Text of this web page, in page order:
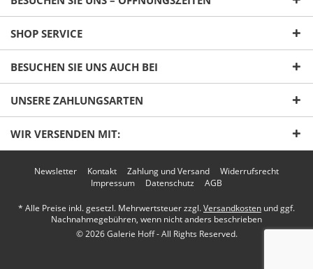
Ich habe dieDatenschutzerklärunggelesen,
verstanden und stimme zu. *
Senden
SHOP SERVICE
BESUCHEN SIE UNS AUCH BEI
UNSERE ZAHLUNGSARTEN
WIR VERSENDEN MIT:
Newsletter Kontakt Zahlung und Versand
Widerrufsrecht
Impressum
Datenschutz AGB
* Alle Preise inkl. gesetzl. Mehrwertsteuer zzgl.Versandkosten und ggf.
Nachnahmegebühren, wenn nicht anders beschrieben
© 2026 Galerie Hoff - All Rights Reserved.